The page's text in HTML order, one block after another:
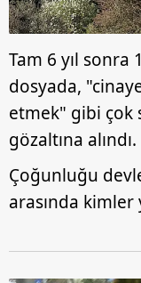
Tam 6 yıl sonra
dosyada,
etmek" gibi çok
gözaltına alındı.
Çoğunluğu
arasında kimler